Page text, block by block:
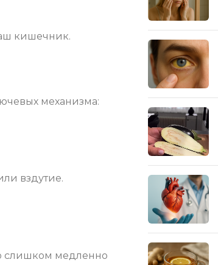
кишечник.
механизма:
вздутие.
слишком медленно